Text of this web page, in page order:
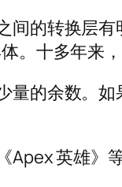
间的转换层
。十多年来
的余数。如
Apex 英雄